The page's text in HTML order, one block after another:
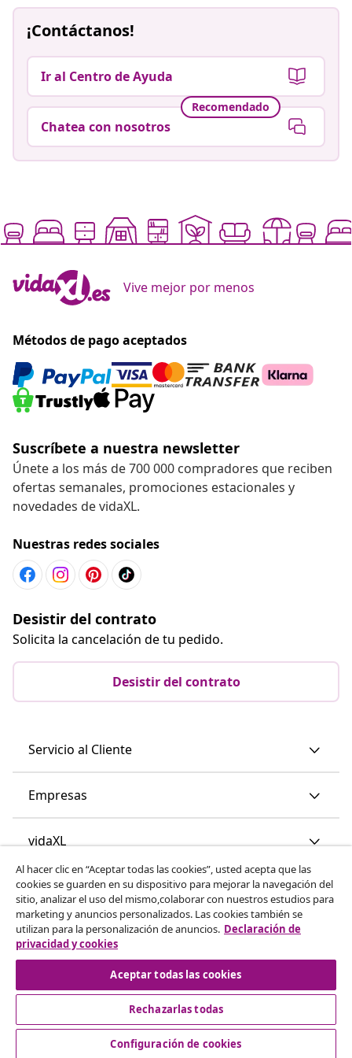
¡Contáctanos!
Ir al Centro de Ayuda
Recomendado
Chatea con nosotros
Vive mejor por menos
Métodos de pago aceptados
Suscríbete a nuestra newsletter
Únete a los más de 700 000 compradores que reciben
ofertas semanales, promociones estacionales y
novedades de vidaXL.
Nuestras redes sociales
Desistir del contrato
Solicita la cancelación de tu pedido.
Desistir del contrato
Servicio al Cliente
Empresas
vidaXL
Descubre mas
© 2008-2026 vidaXL www.vidaxl.es es una página web de
vidaXL Marketplace International B.V.
Al hacer clic en “Aceptar todas las cookies”, usted acepta que las
cookies se guarden en su dispositivo para mejorar la navegación del
sitio, analizar el uso del mismo,colaborar con nuestros estudios para
marketing y anuncios personalizados. Las cookies también se
utilizan para la personalización de anuncios. Declaración de
privacidad y cookies
Aceptar todas las cookies
Rechazarlas todas
Configuración de cookies